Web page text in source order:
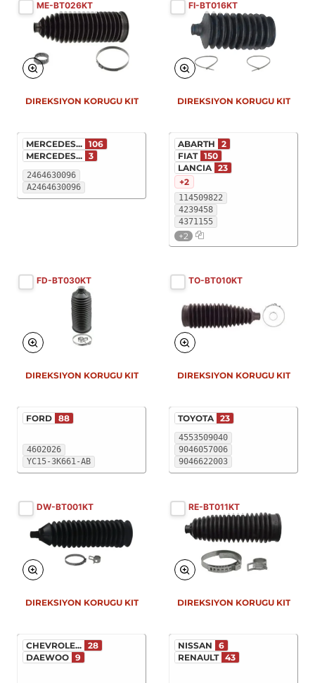
ME-BT026KT
2464630096
A2464630096
MERCEDES... 106
MERCEDES... 3
DIREKSIYON KORUGU KIT
FI-BT016KT
114509822
4239458
4371155
+2
ABARTH
2
FIAT 150
LANCIA 23
+2
DIREKSIYON KORUGU KIT
FD-BT030KT
4602026
YC15-3K661-AB
FORD 88
DIREKSIYON KORUGU KIT
TO-BT010KT
4553509040
9046057006
9046622003
TOYOTA 23
DIREKSIYON KORUGU KIT
DW-BT001KT
CHEVROLE... 28
DAEWOO 9
DIREKSIYON KORUGU KIT
RE-BT011KT
NISSAN
6
RENAULT 43
DIREKSIYON KORUGU KIT